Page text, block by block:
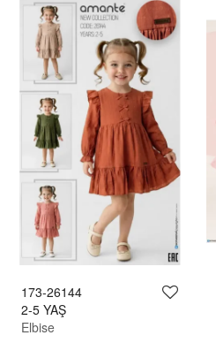
173-26144
2-5 YAŞ
Elbise